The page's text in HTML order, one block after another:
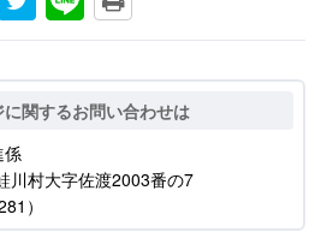
関するお問い合わせは
係
川村大字佐渡2003番の7
）